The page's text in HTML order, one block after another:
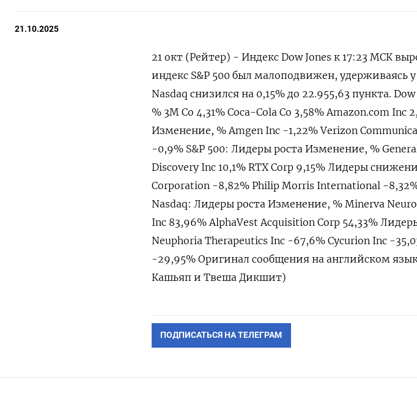
21.10.2025
21 окт (Рейтер) - Индекс Dow Jones к 17:23 МСК
индекс S&P 500 был малоподвижен, удерживаясь
Nasdaq снизился на 0,15% до 22.955,63 пункта.
% 3M Co 4,31% Coca-Cola Co 3,58% Amazon.com
Изменение, % Amgen Inc -1,22% Verizon
-0,9% S&P 500: Лидеры роста Изменение, %
Discovery Inc 10,1% RTX Corp 9,15% Лидеры
Corporation -8,82% Philip Morris International -
Nasdaq: Лидеры роста Изменение, % Minerva
Inc 83,96% AlphaVest Acquisition Corp 54,33%
Neuphoria Therapeutics Inc -67,6% Cycurion Inc -
-29,95% Оригинал сообщения на английском
Кашьяп и Твеша Дикшит)
ПОДПИСАТЬСЯ НА ТЕЛЕГРАМ